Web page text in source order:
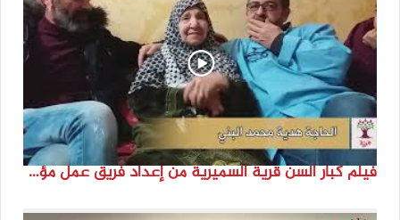
فيلم كبار السن قرية السميرية من إعداد فريق عمل مؤسسة هوية